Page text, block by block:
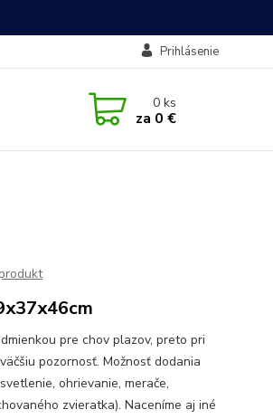
Prihlásenie
0ks
za 0 €
pre chov plazov, preto pri
pozornosť. Možnosť dodania
ohrievanie, merače,
zvieratka). Naceníme aj iné